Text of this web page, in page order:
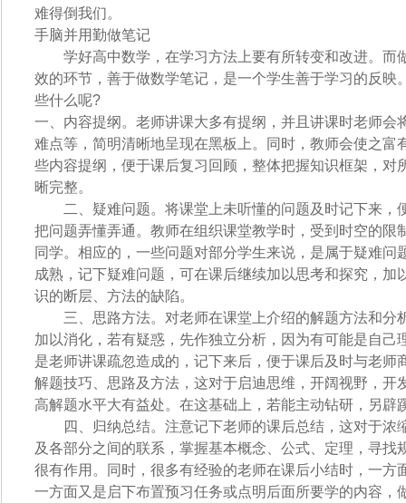
难得倒我们。
手脑并用勤做笔记
学好高中数学，在学习方法上要有所转变和改进。而
效的环节，善于做数学笔记，是一个学生善于学习的反映
些什么呢?
一、内容提纲。老师讲课大多有提纲，并且讲课时老师会
难点等，简明清晰地呈现在黑板上。同时，教师会使之富
些内容提纲，便于课后复习回顾，整体把握知识框架，对
晰完整。
二、疑难问题。将课堂上未听懂的问题及时记下来，
把问题弄懂弄通。教师在组织课堂教学时，受到时空的限
同学。相应的，一些问题对部分学生来说，是属于疑难问
成熟，记下疑难问题，可在课后继续加以思考和探究，加
识的断层、方法的缺陷。
三、思路方法。对老师在课堂上介绍的解题方法和分
加以消化，若有疑惑，先作独立分析，因为有可能是自己
是老师讲课疏忽造成的，记下来后，便于课后及时与老师
解题技巧、思路及方法，这对于启迪思维，开阔视野，开
高解题水平大有益处。在这基础上，若能主动钻研，另辟
四、归纳总结。注意记下老师的课后总结，这对于浓
及各部分之间的联系，掌握基本概念、公式、定理，寻找
很有作用。同时，很多有经验的老师在课后小结时，一方
一方面又是启下布置预习任务或点明后面所要学的内容，